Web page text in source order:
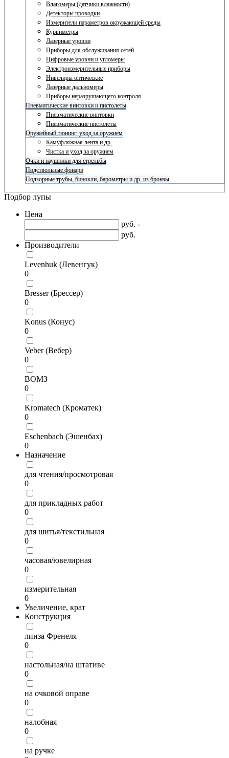
Влагомеры (датчики влажности)
Детекторы проводки
Измерители параметров окружающей среды
Курвиметры
Лазерные уровни
Приборы для обслуживания сетей
Цифровые уровни и угломеры
Электроизмерительные приборы
Нивелиры оптические
Лазерные дальномеры
Приборы неразрушающего контроля
Пневматические винтовки и пистолеты
Пневматические винтовки
Пневматические пистолеты
Оружейный тюнинг, уход за оружием
Камуфляжная лента и др.
Чистка и уход за оружием
Очки и наушники для стрельбы
Подствольные фонари
Подзорные трубы, бинокли, барометры и др. из бронзы
Подбор лупы
Цена
руб. -
руб.
Производители
Levenhuk (Левенгук)
0
Bresser (Брессер)
0
Konus (Конус)
0
Veber (Вебер)
0
ВОМЗ
0
Kromatech (Кроматек)
0
Eschenbach (Эшенбах)
0
Назначение
для чтения/просмотровая
0
для прикладных работ
0
для шитья/текстильная
0
часовая/ювелирная
0
измерительная
0
Увеличение, крат
Конструкция
линза Френеля
0
настольная/на штативе
0
на очковой оправе
0
налобная
0
на ручке